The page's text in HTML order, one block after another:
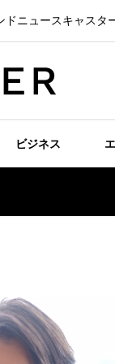
ドニュースキャスタ
ビジネス